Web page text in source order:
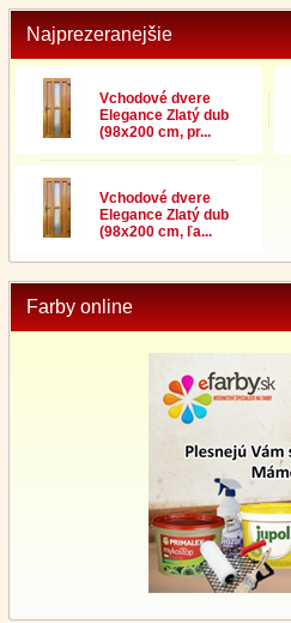
Najprezeranejšie
Vchodové dvere
Elegance Zlatý dub
(98x200 cm, pr...
Vchodové dvere
Elegance Zlatý dub
(98x200 cm, ľa...
Farby online